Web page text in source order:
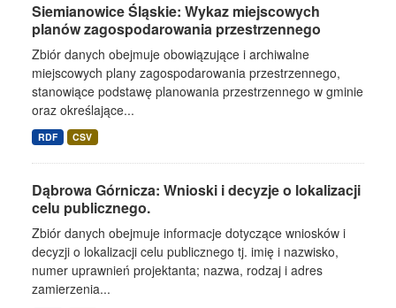
Siemianowice Śląskie: Wykaz miejscowych
planów zagospodarowania przestrzennego
Zbiór danych obejmuje obowiązujące i archiwalne
miejscowych plany zagospodarowania przestrzennego,
stanowiące podstawę planowania przestrzennego w gminie
oraz określające...
RDF CSV
Dąbrowa Górnicza: Wnioski i decyzje o lokalizacji
celu publicznego.
Zbiór danych obejmuje informacje dotyczące wniosków i
decyzji o lokalizacji celu publicznego tj. imię i nazwisko,
numer uprawnień projektanta; nazwa, rodzaj i adres
zamierzenia...